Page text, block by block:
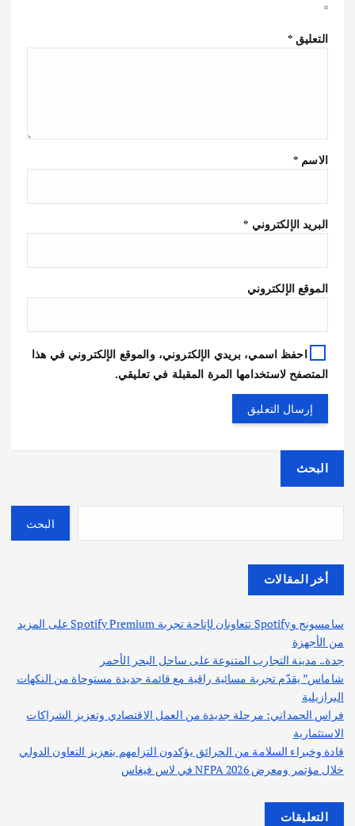
*
التعليق*
الاسم *
البريد الإلكتروني *
الموقع الإلكتروني
احفظ اسمي، بريدي الإلكتروني، والموقع الإلكتروني في هذا
المتصفح لاستخدامها المرة المقبلة في تعليقي.
البحث
البحث
أخر المقالات
سامسونج وSpotify تتعاونان لإتاحة تجربة Spotify Premium على المزيد
من الأجهزة
جدة.. مدينة التجارب المتنوعة على ساحل البحر الأحمر
شاماس” يقدّم تجربة مسائية راقية مع قائمة جديدة مستوحاة من النكهات
البرازيلية
فراس الحمداني: مرحلة جديدة من العمل الاقتصادي وتعزيز الشراكات
الاستثمارية
قادة وخبراء السلامة من الحرائق يؤكدون التزامهم بتعزيز التعاون الدولي
خلال مؤتمر ومعرض NFPA 2026 في لاس فيغاس
التعليقات